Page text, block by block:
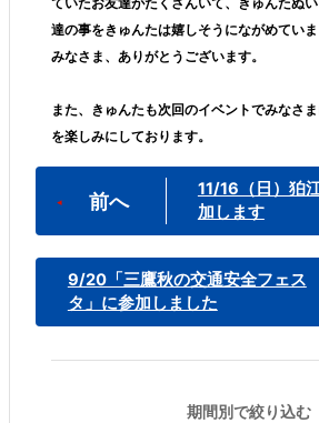
達の事をきゅんたは嬉しそうにながめていま
みなさま、ありがとうございます。
また、きゅんたも次回のイベントでみなさ
を楽しみにしております。
前へ
11/16（日）狛
加します
9/20「三鷹秋の交通安全フェス
タ」に参加しました
期間別で絞り込む